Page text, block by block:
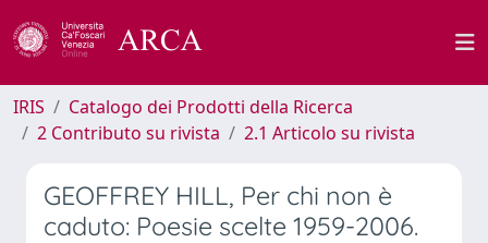
IRIS
Catalogo dei Prodotti della Ricerca
2 Contributo su rivista
2.1 Articolo su rivista
GEOFFREY HILL, Per chi non è
caduto: Poesie scelte 1959-2006.